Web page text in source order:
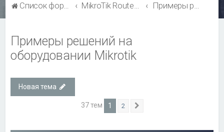
Список форумов MikroTik RouterBOARD Примеры решений на оборудовании Mikrotik
Примеры решений на
оборудовании Mikrotik
Новая тема
37 тем 1 2